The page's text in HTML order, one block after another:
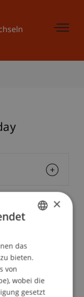
laden Sie
Hochschule
×
das
bieten.
von
wobei die
gesetzt